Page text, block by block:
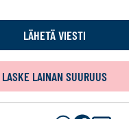
LÄHETÄ VIESTI
LASKE LAINAN SUURUUS